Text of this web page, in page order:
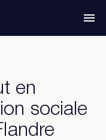
en
sociale